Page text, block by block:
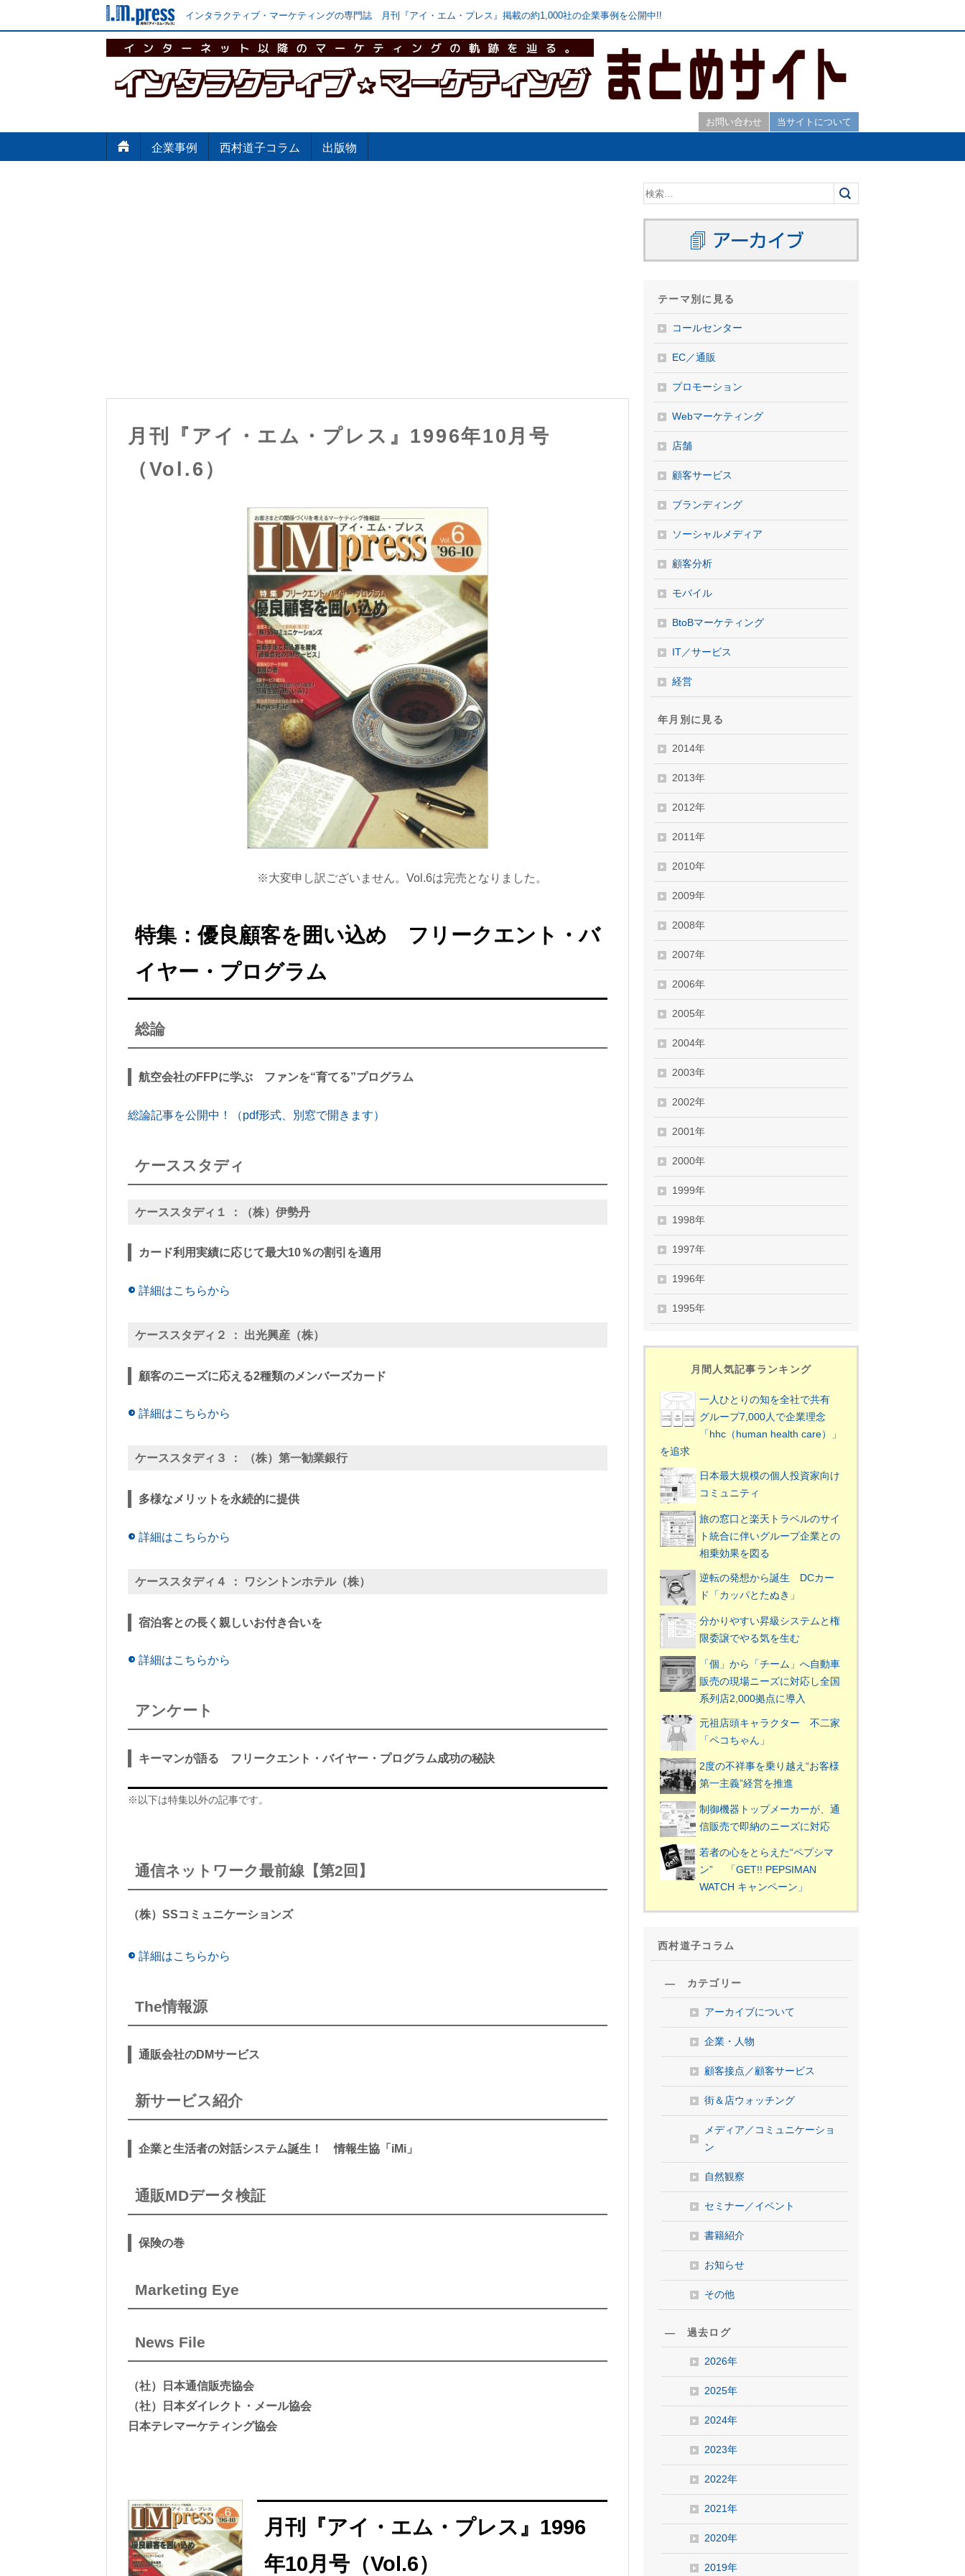
インタラクティブ・マーケティングの専門誌 月刊『アイ・エム・プレス』掲載の約1,000社の企業事例を公開中!!
お問い合わせ 当サイトについて
企業事例 西村道子コラム 出版物
月刊『アイ・エム・プレス』1996年10月号
（Vol.6）
※大変申し訳ございません。Vol.6は完売となりました。
特集：優良顧客を囲い込め フリークエント・バ
イヤー・プログラム
総論
航空会社のFFPに学ぶ ファンを“育てる”プログラム
総論記事を公開中！（pdf形式、別窓で開きます）
ケーススタディ
ケーススタディ１ ： （株）伊勢丹
カード利用実績に応じて最大10％の割引を適用
詳細はこちらから
ケーススタディ２ ： 出光興産（株）
顧客のニーズに応える2種類のメンバーズカード
詳細はこちらから
ケーススタディ３ ： （株）第一勧業銀行
多様なメリットを永続的に提供
詳細はこちらから
ケーススタディ４ ： ワシントンホテル（株）
宿泊客との長く親しいお付き合いを
詳細はこちらから
アンケート
キーマンが語る フリークエント・バイヤー・プログラム成功の秘訣
※以下は特集以外の記事です。
通信ネットワーク最前線【第2回】
（株）SSコミュニケーションズ
詳細はこちらから
The情報源
通販会社のDMサービス
新サービス紹介
企業と生活者の対話システム誕生！ 情報生協「iMi」
通販MDデータ検証
保険の巻
Marketing Eye
News File
（社）日本通信販売協会
（社）日本ダイレクト・メール協会
日本テレマーケティング協会
月刊『アイ・エム・プレス』1996
年10月号（Vol.6）
テーマ別に見る
コールセンター
EC／通販
プロモーション
Webマーケティング
店舗
顧客サービス
ブランディング
ソーシャルメディア
顧客分析
モバイル
BtoBマーケティング
IT／サービス
経営
年月別に見る
2014年
2013年
2012年
2011年
2010年
2009年
2008年
2007年
2006年
2005年
2004年
2003年
2002年
2001年
2000年
1999年
1998年
1997年
1996年
1995年
月間人気記事ランキング
一人ひとりの知を全社で共有
グループ7,000人で企業理念
「hhc（human health care）」
を追求
日本最大規模の個人投資家向け
コミュニティ
旅の窓口と楽天トラベルのサイ
ト統合に伴いグループ企業との
相乗効果を図る
逆転の発想から誕生 DCカー
ド「カッパとたぬき」
分かりやすい昇級システムと権
限委譲でやる気を生む
「個」から「チーム」へ自動車
販売の現場ニーズに対応し全国
系列店2,000拠点に導入
元祖店頭キャラクター 不二家
「ペコちゃん」
2度の不祥事を乗り越え“お客様
第一主義”経営を推進
制御機器トップメーカーが、通
信販売で即納のニーズに対応
若者の心をとらえた“ペプシマ
ン” 「GET!! PEPSIMAN
WATCH キャンペーン」
西村道子コラム
― カテゴリー
アーカイブについて
企業・人物
顧客接点／顧客サービス
街＆店ウォッチング
メディア／コミュニケーショ
ン
自然観察
セミナー／イベント
書籍紹介
お知らせ
その他
― 過去ログ
2026年
2025年
2024年
2023年
2022年
2021年
2020年
2019年